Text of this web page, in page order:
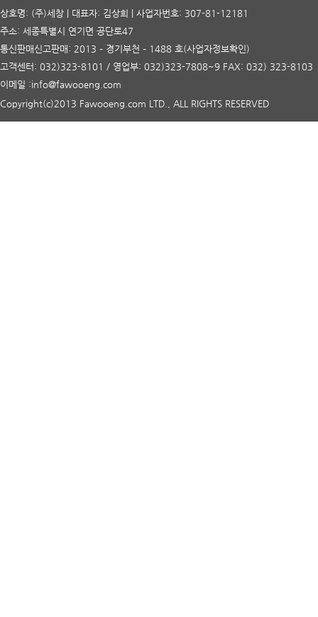
상호명: (주)세창 | 대표자: 김상희 | 사업자번호: 307-81-12181
주소: 세종특별시 연기면 공단로47
통신판매신고판매: 2013 – 경기부천 – 1488 호(사업자정보확인)
고객센터: 032)323-8101 / 영업부: 032)323-7808~9 FAX: 032) 323-8103
이메일 :info@fawooeng.com
Copyright(c)2013 Fawooeng.com LTD., ALL RIGHTS RESERVED